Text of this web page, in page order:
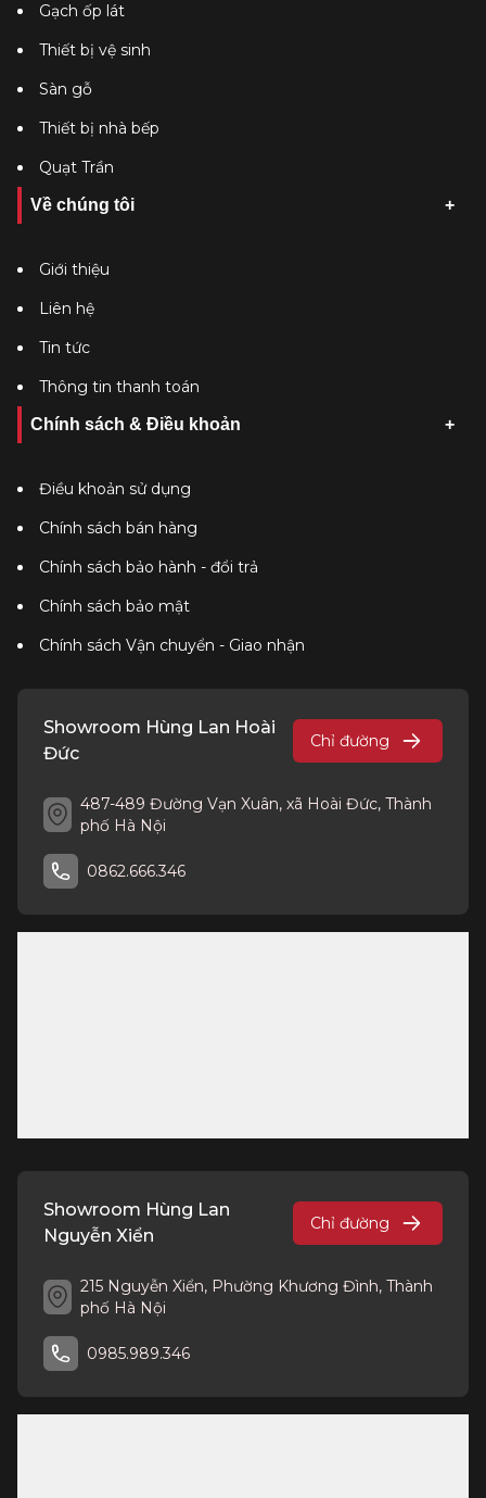
Gạch ốp lát
Thiết bị vệ sinh
Sàn gỗ
Thiết bị nhà bếp
Quạt Trần
Về chúng tôi
Giới thiệu
Liên hệ
Tin tức
Thông tin thanh toán
Chính sách & Điều khoản
Điều khoản sử dụng
Chính sách bán hàng
Chính sách bảo hành - đổi trả
Chính sách bảo mật
Chính sách Vận chuyển - Giao nhận
Showroom Hùng Lan Hoài
Đức
Chỉ đường
487-489 Đường Vạn Xuân, xã Hoài Đức, Thành
phố Hà Nội
0862.666.346
Showroom Hùng Lan
Nguyễn Xiển
Chỉ đường
215 Nguyễn Xiển, Phường Khương Đình, Thành
phố Hà Nội
0985.989.346